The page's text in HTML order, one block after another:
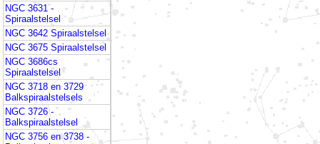
NGC 3631 -
Spiraalstelsel
NGC 3642 Spiraalstelsel
NGC 3675 Spiraalstelsel
NGC 3686cs
Spiraalstelsel
NGC 3718 en 3729
Balkspiraalstelsels
NGC 3726 -
Balkspiraalstelsel
NGC 3756 en 3738 -